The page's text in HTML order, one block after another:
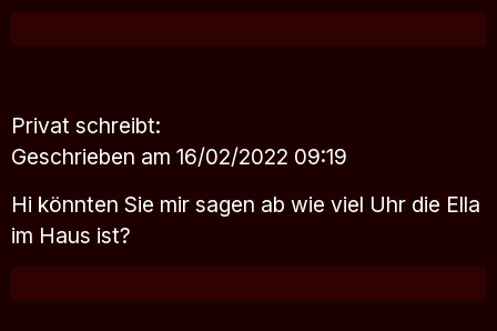
Privat schreibt:
Geschrieben am 16/02/2022 09:19
Hi könnten Sie mir sagen ab wie viel Uhr die Ella
im Haus ist?